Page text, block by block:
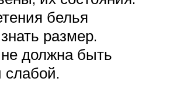
белья
размер.
должна быть
слабой.